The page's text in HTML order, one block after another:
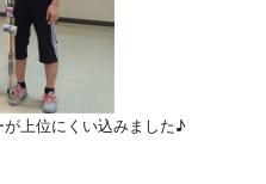
上位にくい込みました♪